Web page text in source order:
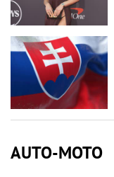
AUTO-MOTO